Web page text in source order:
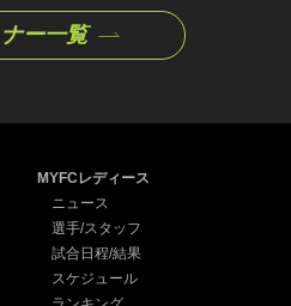
ー一覧
MYFCレディース
ニュース
選手/スタッフ
試合日程/結果
スケジュール